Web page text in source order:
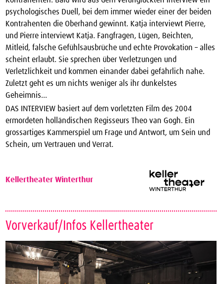
psychologisches Duell, bei dem immer wieder einer der beiden
Kontrahenten die Oberhand gewinnt. Katja interviewt Pierre,
und Pierre interviewt Katja. Fangfragen, Lügen, Beichten,
Mitleid, falsche Gefühlsausbrüche und echte Provokation – alles
scheint erlaubt. Sie sprechen über Verletzungen und
Verletzlichkeit und kommen einander dabei gefährlich nahe.
Zuletzt geht es um nichts weniger als ihr dunkelstes
Geheimnis…
DAS INTERVIEW basiert auf dem vorletzten Film des 2004
ermordeten holländischen Regisseurs Theo van Gogh. Ein
grossartiges Kammerspiel um Frage und Antwort, um Sein und
Schein, um Vertrauen und Verrat.
Kellertheater Winterthur
Vorverkauf/Infos Kellertheater